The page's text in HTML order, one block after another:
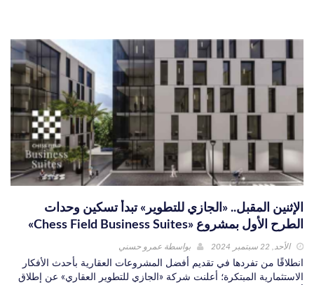
الإثنين المقبل.. «الجازي للتطوير» تبدأ تسكين وحدات
الطرح الأول بمشروع «Chess Field Business Suites»
الأحد, 22 سبتمبر 2024 بواسطة عمرو حسني
انطلاقًا من تفردها في تقديم أفضل المشروعات العقارية بأحدث الأفكار
الاستثمارية المبتكرة؛ أعلنت شركة «الجازي للتطوير العقاري» عن إطلاق